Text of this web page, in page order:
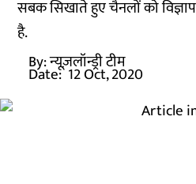
सबक सिखाते हुए चैनलों को
है.
By:न्यूज़लॉन्ड्री टीम
Date: 12 Oct, 2020